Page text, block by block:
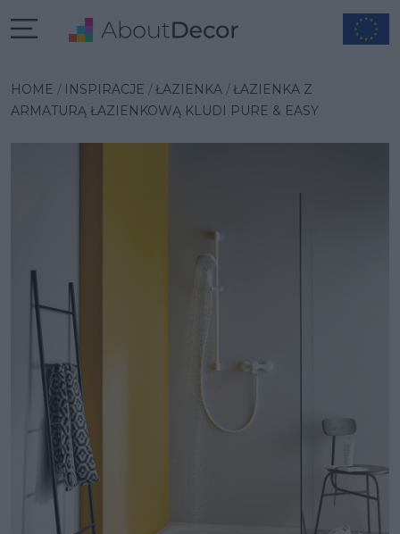
HOME INSPIRACJE ŁAZIENKA
ŁAZIENKA Z
ARMATURĄ ŁAZIENKOWĄ KLUDI PURE & EASY